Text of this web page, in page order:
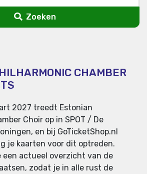
Zoeken
CHAMBER
2027 treedt Estonian
Choir op in SPOT / De
en bij GoTicketShop.nl
je kaarten voor dit optreden.
een actueel overzicht van de
zodat je in alle rust de